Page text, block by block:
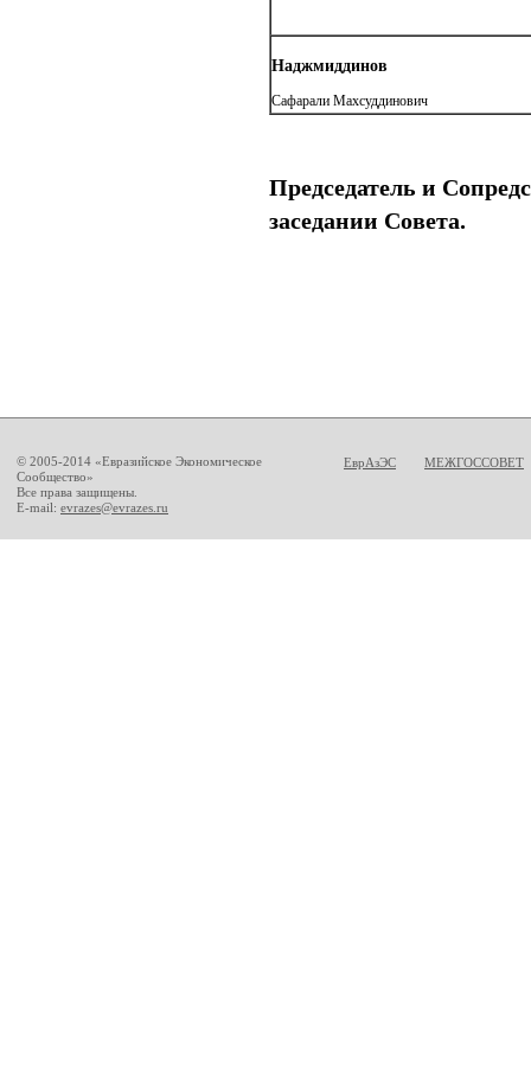
Наджмиддинов
Сафарали Махсуддинович
Председатель и
заседании Совета.
© 2005-2014 «Евразийское Экономическое
Сообщество»
Все права защищены.
E-mail: evrazes@evrazes.ru
ЕврАзЭС МЕЖГОССОВЕТ